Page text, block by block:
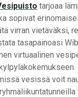
tarjoaa
sopivat
virran vietäväksi,
tasapainoasi
virtuaalinen
vesissä voit